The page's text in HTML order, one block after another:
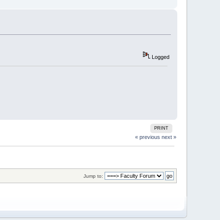
Logged
PRINT
« previous next »
Jump to: